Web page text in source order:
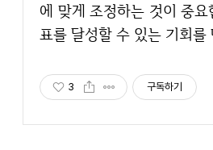
에 맞게 조정하는 것이 중
표를 달성할 수 있는 기회
3 구독하기